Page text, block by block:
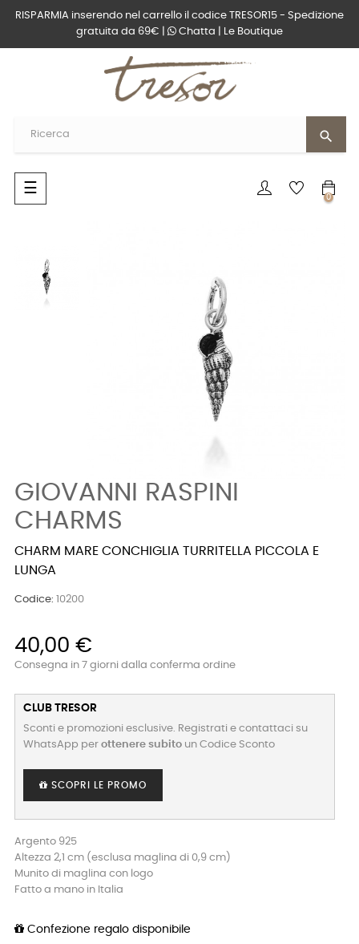
RISPARMIA inserendo nel carrello il codice TRESOR15 - Spedizione
gratuita da 69€ |
Chatta Le Boutique
search
navigazione
Toggle
☰
0
GIOVANNI RASPINI
CHARMS
CHARM MARE CONCHIGLIA TURRITELLA PICCOLA E
LUNGA
Codice: 10200
40,00 €
Consegna in 7 giorni dalla conferma ordine
CLUB TRESOR
Sconti e promozioni esclusive. Registrati e contattaci su
WhatsApp per ottenere subito un Codice Sconto
SCOPRI LE PROMO
Argento 925
Altezza 2,1 cm (esclusa maglina di 0,9 cm)
Munito di maglina con logo
Fatto a mano in Italia
Confezione regalo disponibile